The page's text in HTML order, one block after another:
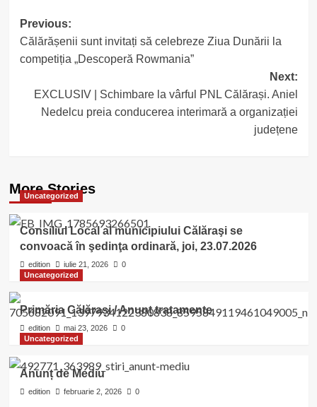
Post
navigation
Previous:
Călărășenii sunt invitați să celebreze Ziua Dunării la
competiția „Descoperă Rowmania”
Next:
EXCLUSIV | Schimbare la vârful PNL Călărași. Aniel
Nedelcu preia conducerea interimară a organizației
județene
More Stories
Uncategorized
Consiliul Local al municipiului Călăraşi se
convoacă în şedinţa ordinară, joi, 23.07.2026
edition iulie 21, 2026
0
Uncategorized
Primăria Călărași / Anunț tratamente
edition mai 23, 2026
0
Uncategorized
Anunț de Mediu
edition februarie 2, 2026 0